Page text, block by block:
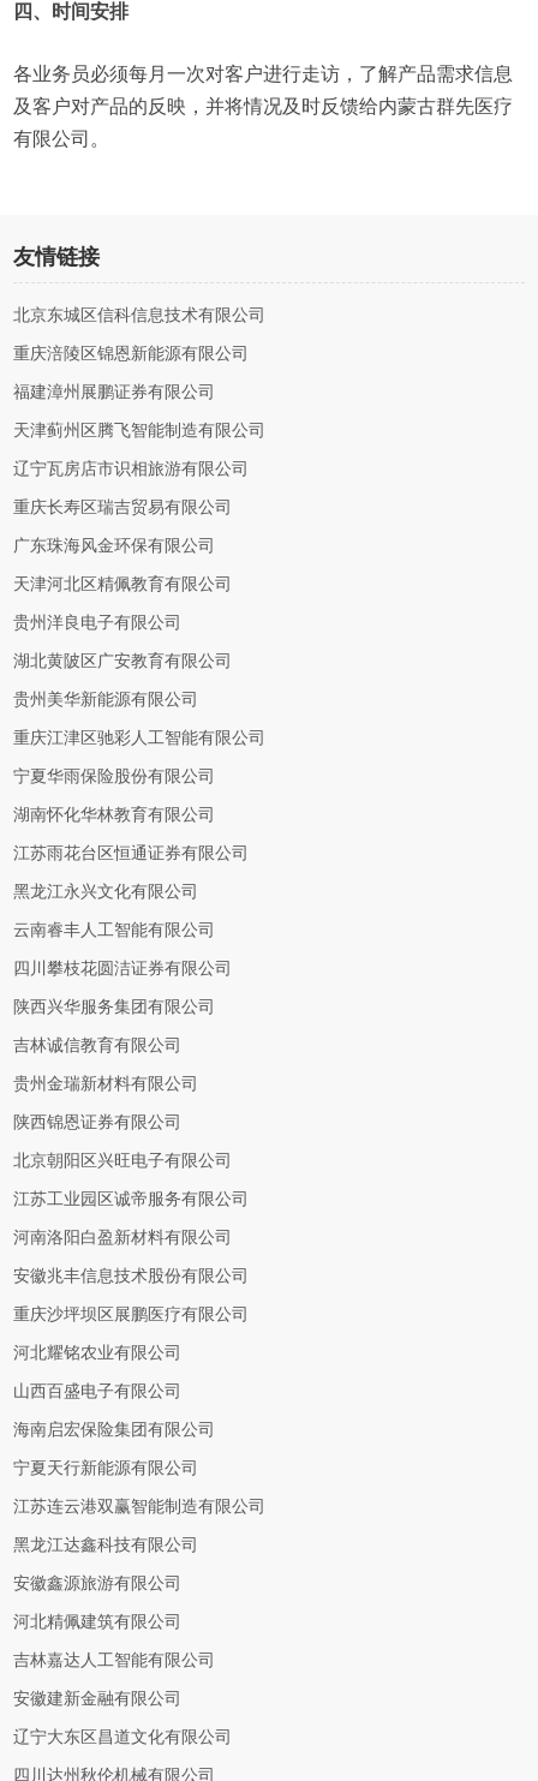
四、时间安排
各业务员必须每月一次对客户进行走访，了解产品需求信息
及客户对产品的反映，并将情况及时反馈给内蒙古群先医疗
有限公司。
友情链接
北京东城区信科信息技术有限公司
重庆涪陵区锦恩新能源有限公司
福建漳州展鹏证券有限公司
天津蓟州区腾飞智能制造有限公司
辽宁瓦房店市识相旅游有限公司
重庆长寿区瑞吉贸易有限公司
广东珠海风金环保有限公司
天津河北区精佩教育有限公司
贵州洋良电子有限公司
湖北黄陂区广安教育有限公司
贵州美华新能源有限公司
重庆江津区驰彩人工智能有限公司
宁夏华雨保险股份有限公司
湖南怀化华林教育有限公司
江苏雨花台区恒通证券有限公司
黑龙江永兴文化有限公司
云南睿丰人工智能有限公司
四川攀枝花圆洁证券有限公司
陕西兴华服务集团有限公司
吉林诚信教育有限公司
贵州金瑞新材料有限公司
陕西锦恩证券有限公司
北京朝阳区兴旺电子有限公司
江苏工业园区诚帝服务有限公司
河南洛阳白盈新材料有限公司
安徽兆丰信息技术股份有限公司
重庆沙坪坝区展鹏医疗有限公司
河北耀铭农业有限公司
山西百盛电子有限公司
海南启宏保险集团有限公司
宁夏天行新能源有限公司
江苏连云港双赢智能制造有限公司
黑龙江达鑫科技有限公司
安徽鑫源旅游有限公司
河北精佩建筑有限公司
吉林嘉达人工智能有限公司
安徽建新金融有限公司
辽宁大东区昌道文化有限公司
四川达州秋伦机械有限公司